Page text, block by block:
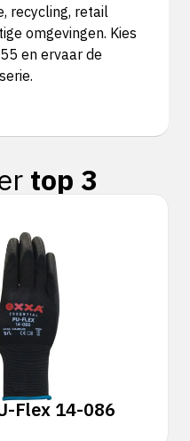
recycling, retail
omgevingen. Kies
en ervaar de
top 3
Flex 14-086